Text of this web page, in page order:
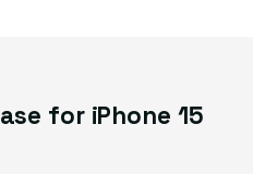
for iPhone 15